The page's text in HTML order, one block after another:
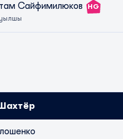
Сайфимилюков HG